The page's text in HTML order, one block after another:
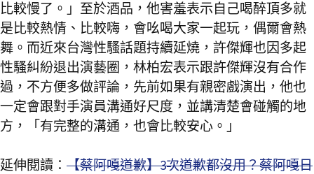
比較慢了。」至於酒品，他害羞表示自己喝醉頂多就
是比較熱情、比較嗨，會吆喝大家一起玩，偶爾會熱
舞。而近來台灣性騷話題持續延燒，許傑輝也因多起
性騷糾紛退出演藝圈，林柏宏表示跟許傑輝沒有合作
過，不方便多做評論，先前如果有親密戲演出，他也
一定會跟對手演員溝通好尺度，並講清楚會碰觸的地
方，「有完整的溝通，也會比較安心。」
延伸閱讀： 【蔡阿嘎道歉】3次道歉都沒用？蔡阿嘎日